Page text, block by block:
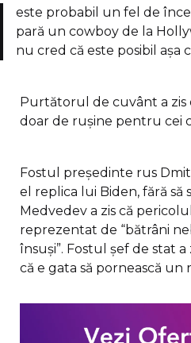
este probabil un fel de
pară un cowboy de la
nu cred că este posibil așa
Purtătorul de cuvânt a zis
doar de rușine pentru cei
Fostul președinte rus
el replica lui Biden, fără să
Medvedev a zis că
reprezentat de “bătrâni
însuși”. Fostul șef de stat a
că e gata să pornească un